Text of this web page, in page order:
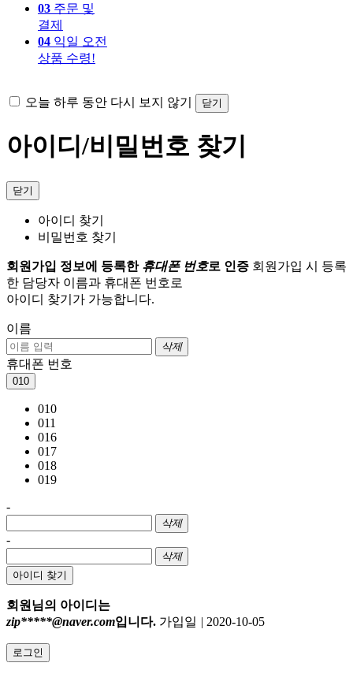
03 주문 및
결제
04 익일 오전
상품 수령!
오늘 하루 동안 다시 보지 않기 닫기
아이디/비밀번호 찾기
닫기
아이디 찾기
비밀번호 찾기
회원가입 정보에 등록한 휴대폰 번호로 인증 회원가입 시 등록
한 담당자 이름과 휴대폰 번호로
아이디 찾기가 가능합니다.
이름
삭제
휴대폰 번호
010
010
011
016
017
018
019
-
삭제
-
삭제
아이디 찾기
회원님의 아이디는
zip*****@naver.com입니다. 가입일 | 2020-10-05
로그인